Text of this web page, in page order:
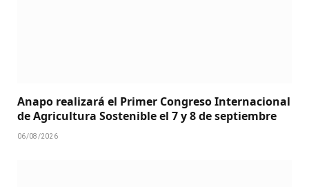
Anapo realizará el Primer Congreso Internacional
de Agricultura Sostenible el 7 y 8 de septiembre
06/08/2026